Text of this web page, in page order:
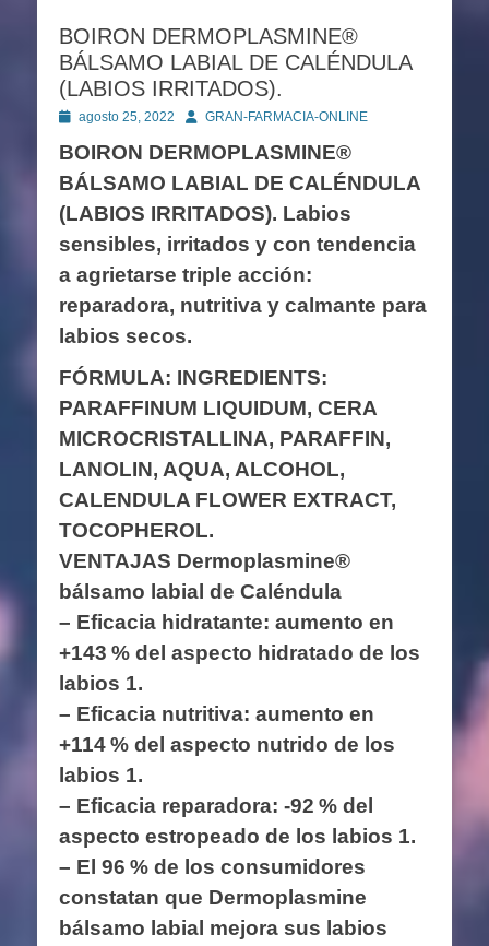
BOIRON DERMOPLASMINE®
BÁLSAMO LABIAL DE CALÉNDULA
(LABIOS IRRITADOS).
Publicado
agosto 25, 2022 AutorGRAN-FARMACIA-ONLINE
BOIRON DERMOPLASMINE®
BÁLSAMO LABIAL DE CALÉNDULA
(LABIOS IRRITADOS). Labios
sensibles, irritados y con tendencia
a agrietarse triple acción:
reparadora, nutritiva y calmante para
labios secos.
FÓRMULA: INGREDIENTS:
PARAFFINUM LIQUIDUM, CERA
MICROCRISTALLINA, PARAFFIN,
LANOLIN, AQUA, ALCOHOL,
CALENDULA FLOWER EXTRACT,
TOCOPHEROL.
VENTAJAS Dermoplasmine®
bálsamo labial de Caléndula
– Eficacia hidratante: aumento en
+143 % del aspecto hidratado de los
labios 1.
– Eficacia nutritiva: aumento en
+114 % del aspecto nutrido de los
labios 1.
– Eficacia reparadora: -92 % del
aspecto estropeado de los labios 1.
– El 96 % de los consumidores
constatan que Dermoplasmine
bálsamo labial mejora sus labios